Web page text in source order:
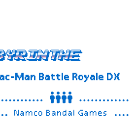
Man Battle RoyaleDX
Namco Bandai Games